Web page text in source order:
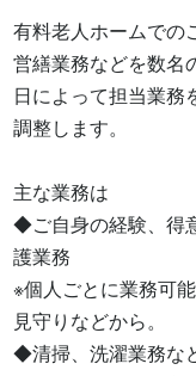
有料老人ホームでの
営繕業務などを数名
日によって担当業務
調整します。
主な業務は
◆ご自身の経験、得
護業務
※個人ごとに業務可
見守りなどから。
◆清掃、洗濯業務な